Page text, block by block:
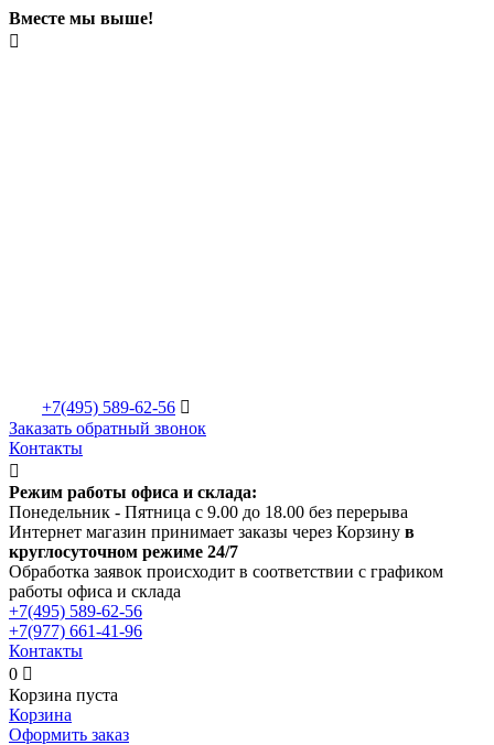
Вместе мы выше!

+7(495) 589-62-56 
Заказать обратный звонок
Контакты

Режим работы офиса и склада:
Понедельник - Пятница с 9.00 до 18.00 без перерыва
Интернет магазин принимает заказы через Корзину в
круглосуточном режиме 24/7
Обработка заявок происходит в соответствии с графиком
работы офиса и склада
+7(495) 589-62-56
+7(977) 661-41-96
Контакты
0 
Корзина пуста
Корзина
Оформить заказ